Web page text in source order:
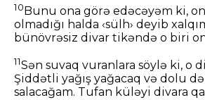
10Bunu ona görə edəcəyəm ki,
olmadığı halda ‹sülh› deyib
bünövrəsiz divar tikəndə o biri
11Sən suvaq vuranlara söylə ki, o
Şiddətli yağış yağacaq və dolu
salacağam. Tufan küləyi divara